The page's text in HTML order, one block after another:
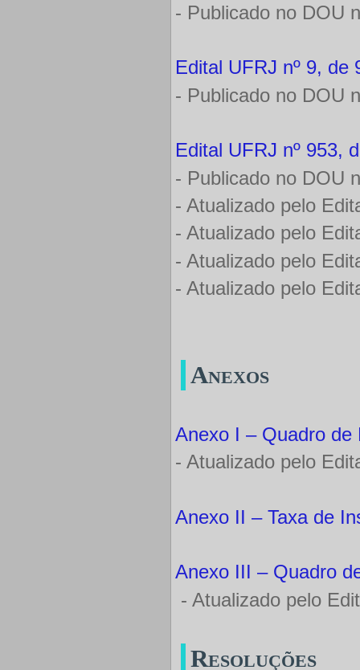
- Publicado no DOU
Edital UFRJ nº 9, de
- Publicado no DOU
Edital UFRJ nº 953,
- Publicado no DOU
- Atualizado pelo
- Atualizado pelo
- Atualizado pelo
- Atualizado pelo
Anexos
Anexo I – Quadro de
- Atualizado pelo
Anexo II – Taxa de
Anexo III – Quadro
- Atualizado pelo
Resoluções